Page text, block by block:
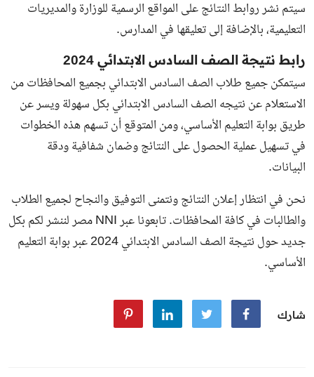
سيتم نشر روابط النتائج على المواقع الرسمية للوزارة والمديريات
التعليمية، بالإضافة إلى تعليقها في المدارس.
رابط نتيجة الصف السادس الابتدائي 2024
سيتمكن جميع طلاب الصف السادس الابتدائي بجميع المحافظات من
الاستعلام عن نتيجه الصف السادس الابتدائي بكل سهولة ويسر عن
طريق بوابة التعليم الأساسي، ومن المتوقع أن تسهم هذه الخطوات
في تسهيل عملية الحصول على النتائج وضمان شفافية ودقة
البيانات.
نحن في انتظار إعلان النتائج ونتمنى التوفيق والنجاح لجميع الطلاب
والطالبات في كافة المحافظات. تابعونا عبر NNI مصر لننشر لكم بكل
جديد حول نتيجة الصف السادس الابتدائي 2024 عبر بوابة التعليم
الأساسي.
شارك